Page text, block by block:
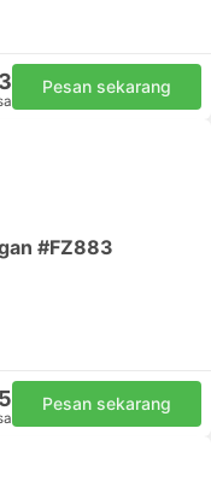
Pesan sekarang
#FZ883
Pesan sekarang